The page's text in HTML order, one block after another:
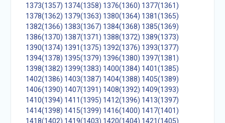
1373(1357) 1374(1358) 1376(1360) 1377(1361)
1378(1362) 1379(1363) 1380(1364) 1381(1365)
1382(1366) 1383(1367) 1384(1368) 1385(1369)
1386(1370) 1387(1371) 1388(1372) 1389(1373)
1390(1374) 1391(1375) 1392(1376) 1393(1377)
1394(1378) 1395(1379) 1396(1380) 1397(1381)
1398(1382) 1399(1383) 1400(1384) 1401(1385)
1402(1386) 1403(1387) 1404(1388) 1405(1389)
1406(1390) 1407(1391) 1408(1392) 1409(1393)
1410(1394) 1411(1395) 1412(1396) 1413(1397)
1414(1398) 1415(1399) 1416(1400) 1417(1401)
1418(1402) 1419(1403) 1420(1404) 1421(1405)